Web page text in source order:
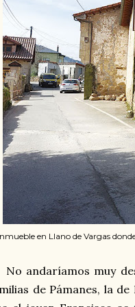
en Llano de Vargas
No andaríamos muy
de Pámanes, la